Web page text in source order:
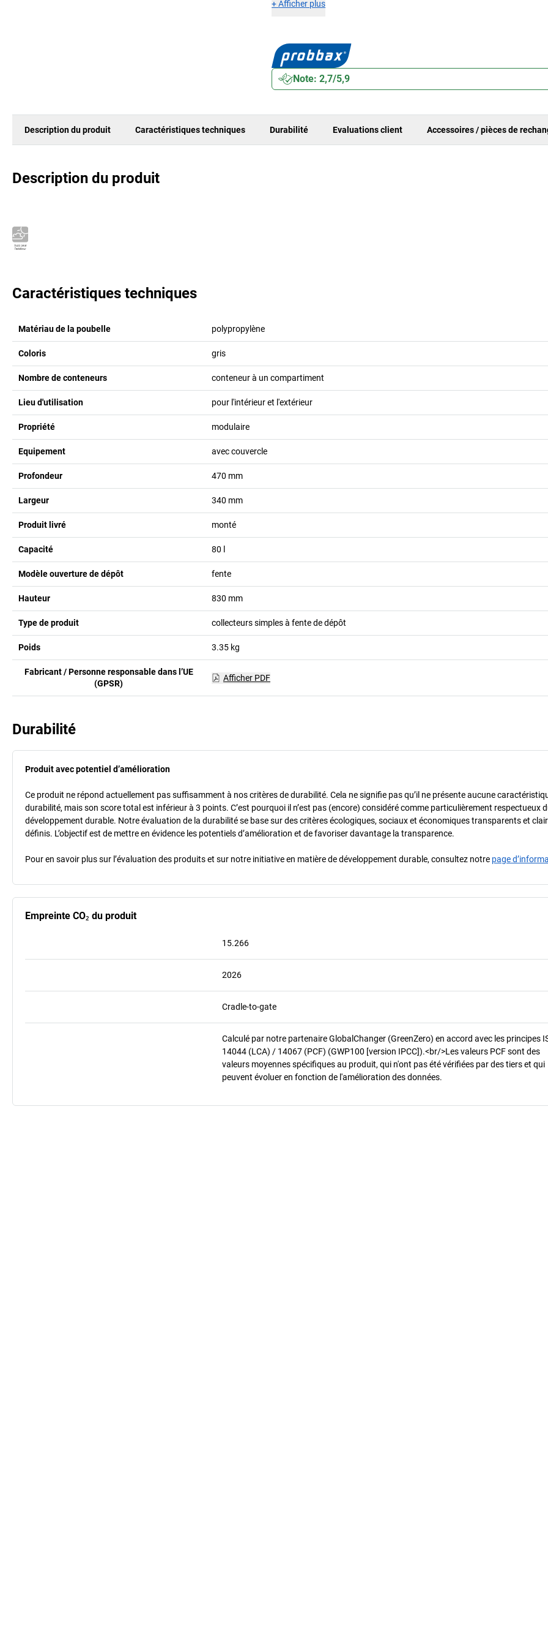
+Afficher plus
Note: 2,7/5,9
Description du produit Caractéristiques techniques Durabilité Evaluations client Accessoires / pièces de
Description du produit
Caractéristiques techniques
Matériau de la poubelle polypropylène
Coloris gris
Nombre de conteneurs conteneur à un compartiment
Lieu d'utilisation pour l'intérieur et l'extérieur
Propriété modulaire
Equipement avec couvercle
Profondeur 470 mm
Largeur 340 mm
Produit livré monté
Capacité 80
Modèle ouverture de dépôt fente
Hauteur 830 mm
Type de produit collecteurs simples à fente de dépôt
Poids 3.35 kg
Fabricant / Personne responsable dans l’UE
(GPSR)
Afficher PDF
Durabilité
Produit avec potentiel d’amélioration
Ce produit ne répond actuellement pas suffisamment à nos critères de durabilité. Cela ne signifie pas qu’il ne présente aucune
durabilité, mais son score total est inférieur à 3 points. C’est pourquoi il n’est pas (encore) considéré comme particulièrement respectueux
développement durable. Notre évaluation de la durabilité se base sur des critères écologiques, sociaux et économiques transparents et
définis. L’objectif est de mettre en évidence les potentiels d’amélioration et de favoriser davantage la transparence.
Pour en savoir plus sur l’évaluation des produits et sur notre initiative en matière de développement durable, consultez notre page
Empreinte CO₂ du produit
15.266
2026
Cradle-to-gate
Calculé par notre partenaire GlobalChanger (GreenZero) en accord avec les principes
14044 (LCA) / 14067 (PCF) (GWP100 [version IPCC]).<br/>Les valeurs PCF sont des
valeurs moyennes spécifiques au produit, qui n'ont pas été vérifiées par des tiers et qui
peuvent évoluer en fonction de l'amélioration des données.